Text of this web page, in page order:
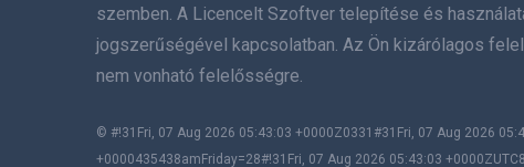
szemben. A Licencelt Szoftver telepítése és
jogszerűségével kapcsolatban. Az Ön kizárólagos
nem vonható felelősségre.
© #!31Fri, 07 Aug 2026 05:43:03 +0000Z0331#31Fri, 07 Aug 2026
+0000435438amFriday=28#!31Fri, 07 Aug 2026 05:43:03